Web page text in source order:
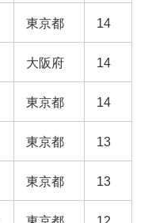
東京都 14
大阪府 14
東京都 14
東京都 13
東京都 13